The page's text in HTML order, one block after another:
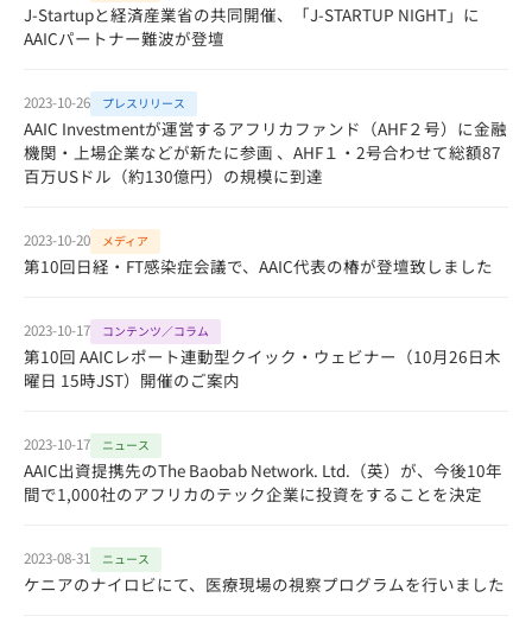
J-Startupと経済産業省の共同開催、「J-STARTUP NIGHT」に
AAICパートナー難波が登壇
2023-10-26 プレスリリース
AAIC Investmentが運営するアフリカファンド（AHF２号）に金融
機関・上場企業などが新たに参画 、AHF１・2号合わせて総額87
百万USドル（約130億円）の規模に到達
2023-10-20 メディア
第10回日経・FT感染症会議で、AAIC代表の椿が登壇致しました
2023-10-17 コンテンツ／コラム
第10回 AAICレポート連動型クイック・ウェビナー（10月26日木
曜日 15時JST）開催のご案内
2023-10-17 ニュース
AAIC出資提携先のThe Baobab Network. Ltd.（英）が、今後10年
間で1,000社のアフリカのテック企業に投資をすることを決定
2023-08-31 ニュース
ケニアのナイロビにて、医療現場の視察プログラムを行いました